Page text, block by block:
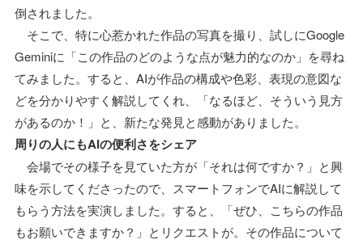
倒されました。
そこで、特に心惹かれた作品の写真を撮り、試しにGoogle
Geminiに「この作品のどのような点が魅力的なのか」を尋ね
てみました。すると、AIが作品の構成や色彩、表現の意図な
どを分かりやすく解説してくれ、「なるほど、そういう見方
があるのか！」と、新たな発見と感動がありました。
周りの人にもAIの便利さをシェア
会場でその様子を見ていた方が「それは何ですか？」と興
味を示してくださったので、スマートフォンでAIに解説して
もらう方法を実演しました。すると、「ぜひ、こちらの作品
もお願いできますか？」とリクエストが。その作品について